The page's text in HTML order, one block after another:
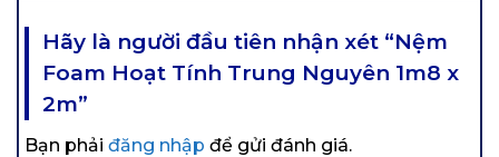
Hãy là người đầu tiên nhận xét “Nệm
Foam Hoạt Tính Trung Nguyên 1m8 x
2m”
Bạn phải đăng nhập để gửi đánh giá.